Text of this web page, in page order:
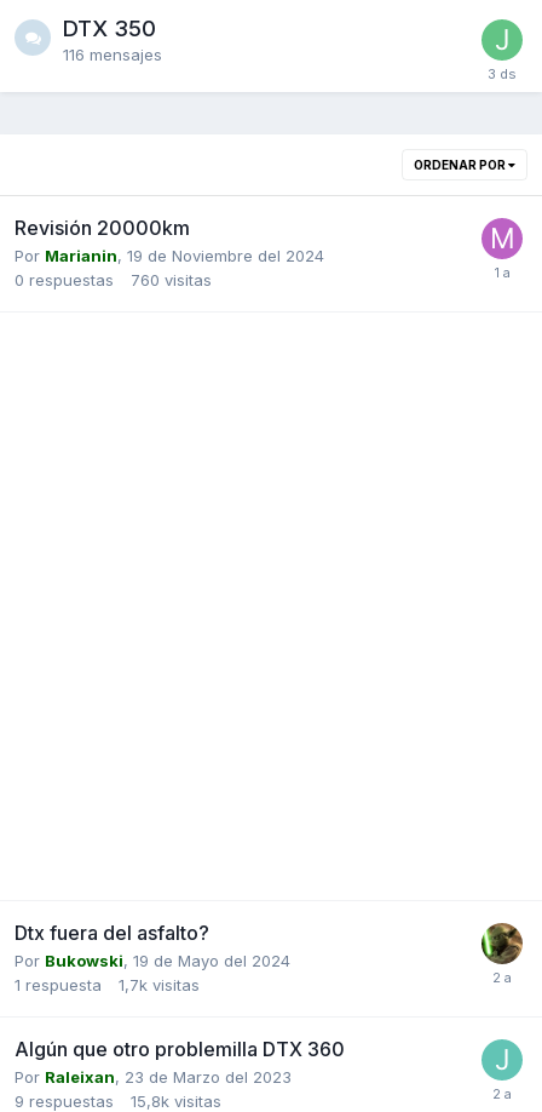
DTX 350
116 mensajes
ORDENAR POR
Revisión 20000km
Por Marianin, 19 de Noviembre del 2024
0 respuestas 760 visitas
Dtx fuera del asfalto?
Por Bukowski, 19 de Mayo del 2024
1 respuesta 1,7k visitas
Algún que otro problemilla DTX 360
Por Raleixan, 23 de Marzo del 2023
9 respuestas 15,8k visitas